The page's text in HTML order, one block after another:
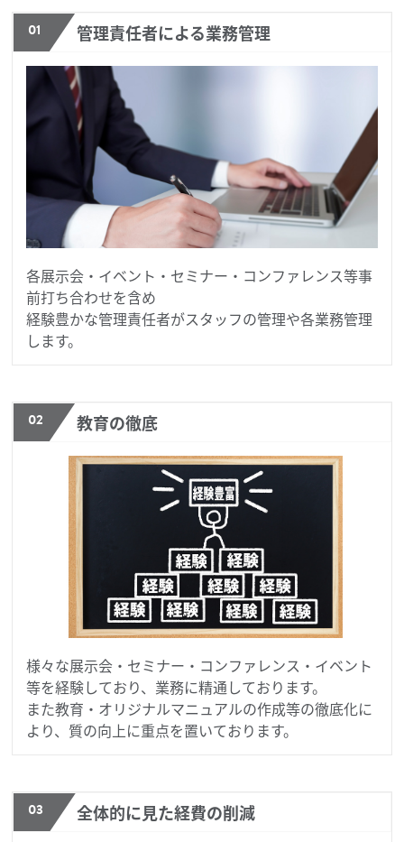
01 管理責任者による業務管理
各展示会・イベント・セミナー・コンファレンス等事
前打ち合わせを含め
経験豊かな管理責任者がスタッフの管理や各業務管理
します。
02 教育の徹底
様々な展示会・セミナー・コンファレンス・イベント
等を経験しており、業務に精通しております。
また教育・オリジナルマニュアルの作成等の徹底化に
より、質の向上に重点を置いております。
03 全体的に見た経費の削減